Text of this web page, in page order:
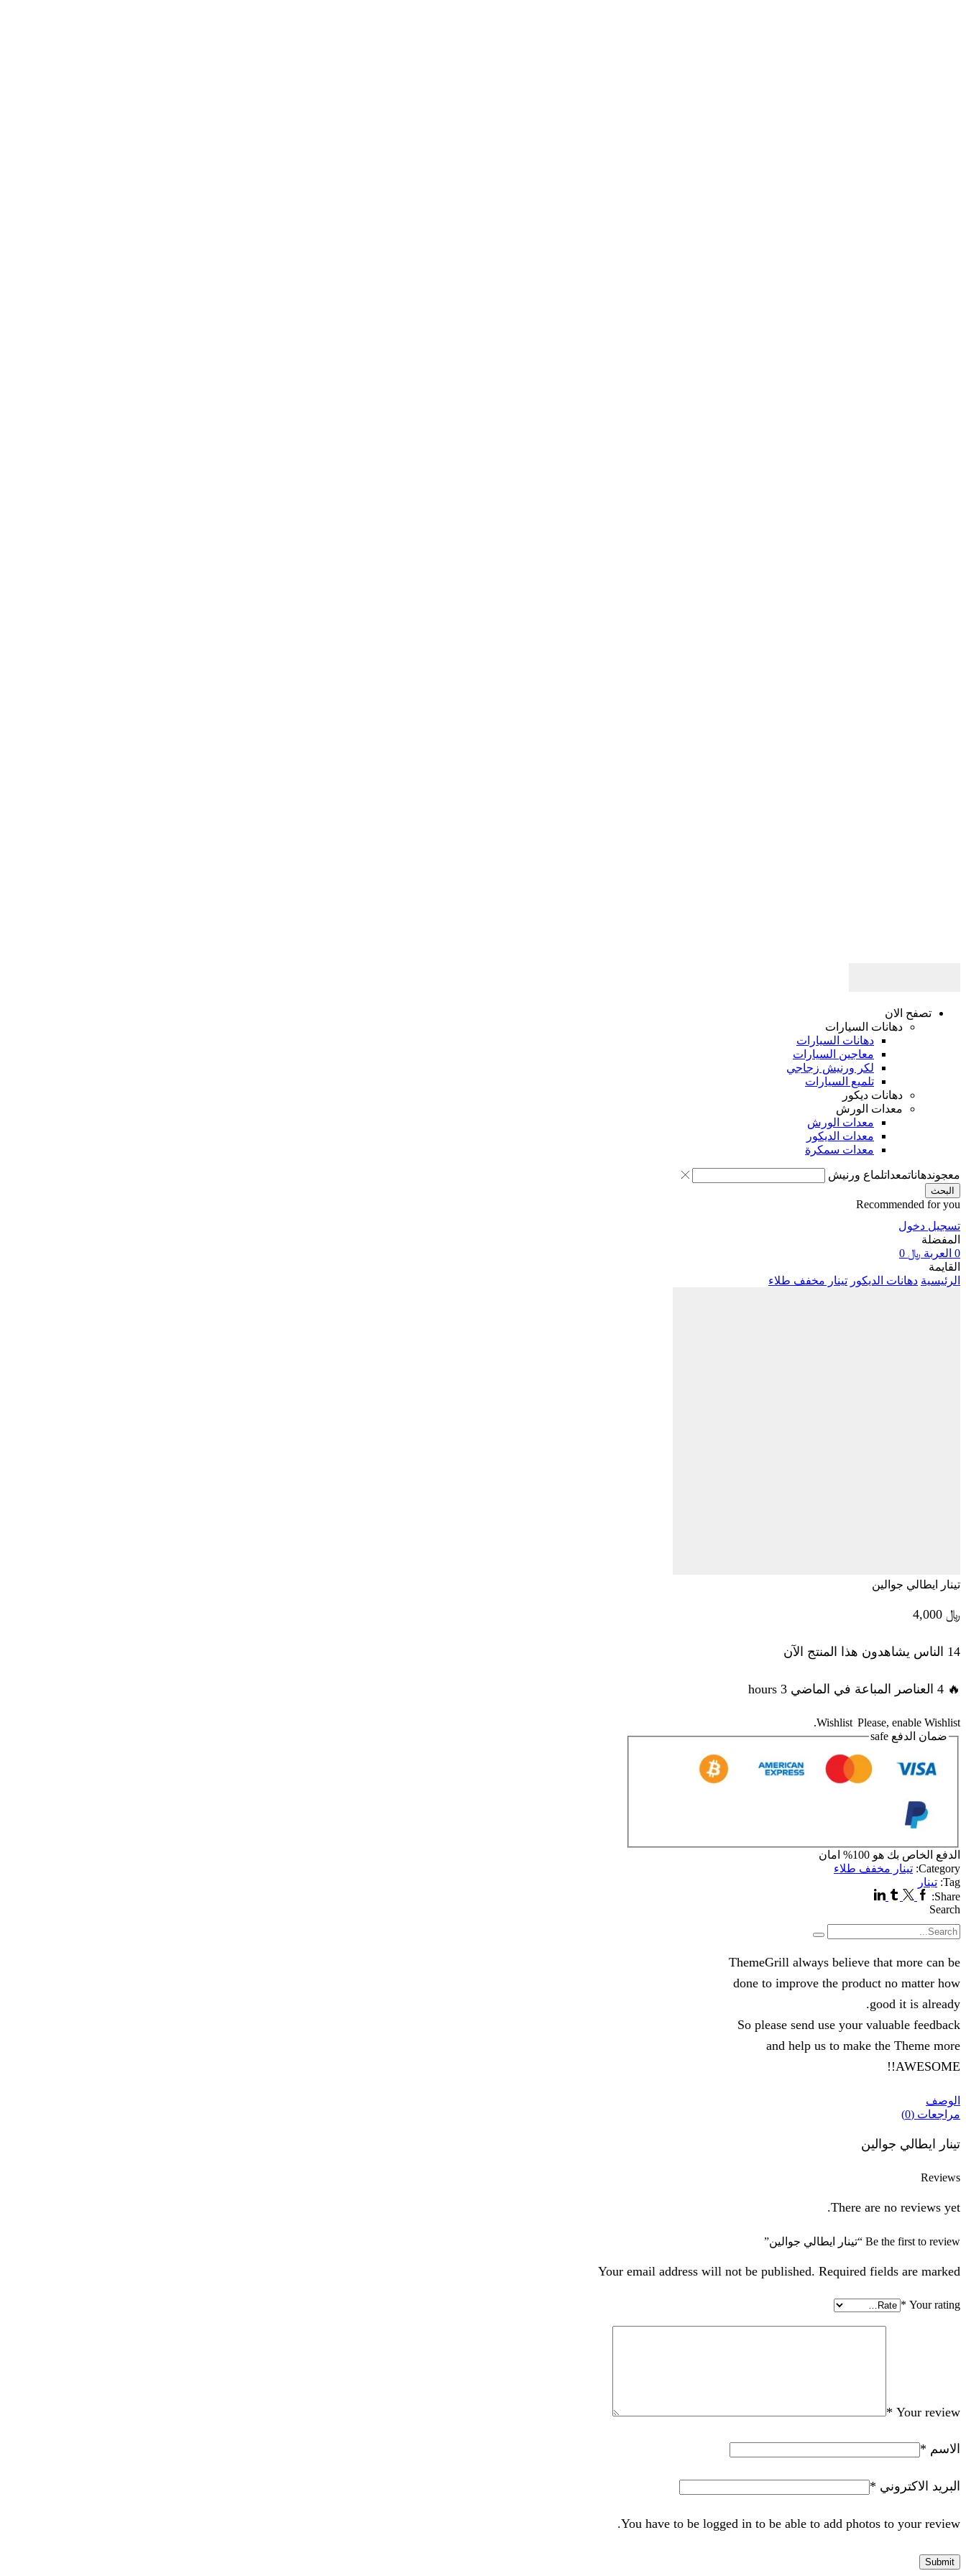
تصفح الان
دهانات السيارات
دهانات السيارات
معاجين السيارات
لكر ورنيش زجاجي
تلميع السيارات
دهانات ديكور
معدات الورش
معدات الورش
معدات الديكور
معدات سمكرة
معجوندهاناتمعداتلماع ورنيش
البحث
Recommended for you
تسجيل دخول
المفضلة
0 العربة ﷼
القايمة
الرئيسية دهانات الديكور تينار مخفف طلاء
تينار ايطالي جوالين
﷼
14 الناس يشاهدون هذا المنتج الآن
🔥 4 العناصر المباعة في الماضي 3 hours
Wishlist Please, enable Wishlist.
ضمان الدفع safe
الدفع الخاص بك هو 100% امان
Category: تينار مخفف طلاء
Tag: تينار
Share:
Facebook
Twitter
Tumblr
Linkedin
Search
Search
ThemeGrill always believe that more can be
done to improve the product no matter how
good it is already.
So please send use your valuable feedback
and help us to make the Theme more
AWESOME!!
الوصف
مراجعات (0)
تينار ايطالي جوالين
Reviews
There are no reviews yet.
Be the first to review “تينار ايطالي جوالين”
Your email address will not be published. Required fields are marked
Your rating
*
Your review
*
الاسم *
البريد الاكتروني *
You have to be logged in to be able to add photos to your review.